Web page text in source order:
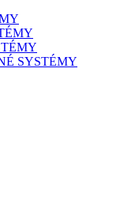
SYSTÉMY